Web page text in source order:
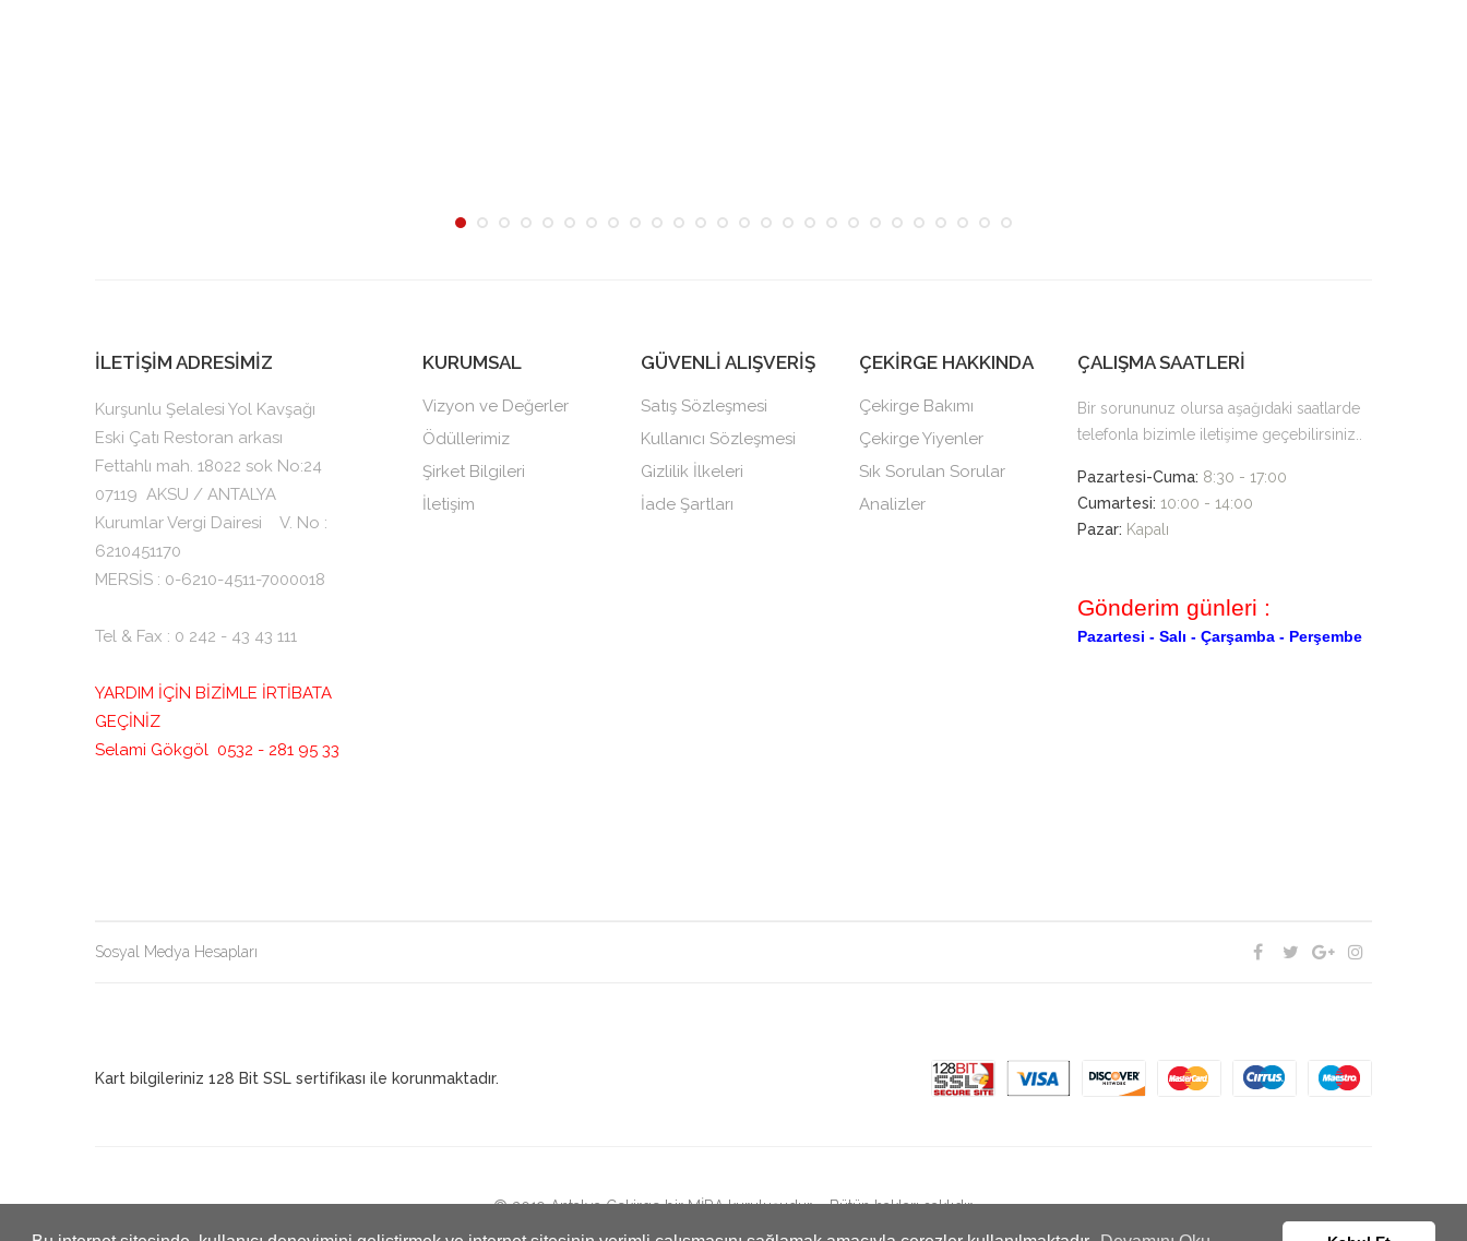
İLETİŞİM ADRESİMİZ
Kurşunlu Şelalesi Yol Kavşağı
Eski Çatı Restoran arkası
Fettahlı mah. 18022 sok No:24
07119 AKSU / ANTALYA
Kurumlar Vergi Dairesi V. No :
6210451170
MERSİS : 0-6210-4511-7000018
Tel & Fax : 0 242 - 43 43 111
YARDIM İÇİN BİZİMLE İRTİBATA
GEÇİNİZ
Selami Gökgöl 0532 - 281 95 33
KURUMSAL
Vizyon ve Değerler
Ödüllerimiz
Şirket Bilgileri
İletişim
GÜVENLİ ALIŞVERİŞ
Satış Sözleşmesi
Kullanıcı Sözleşmesi
Gizlilik İlkeleri
İade Şartları
ÇEKİRGE HAKKINDA
Çekirge Bakımı
Çekirge Yiyenler
Sık Sorulan Sorular
Analizler
ÇALIŞMA SAATLERİ
Bir sorununuz olursa aşağıdaki saatlarde
telefonla bizimle iletişime geçebilirsiniz..
Pazartesi-Cuma: 8:30 - 17:00
Cumartesi: 10:00 - 14:00
Pazar: Kapalı
Gönderim günleri :
Pazartesi - Salı - Çarşamba - Perşembe
Sosyal Medya Hesapları
Kart bilgileriniz 128 Bit SSL sertifikası ile korunmaktadır.
© 2019 Antalya Çekirge bir MİRA kuruluşudur. - Bütün hakları saklıdır.